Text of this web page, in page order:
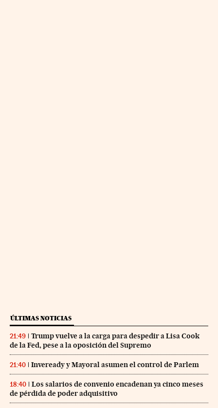
ÚLTIMAS NOTICIAS
21:49
Trump vuelve a la carga para despedir a Lisa Cook
de la Fed, pese a la oposición del Supremo
21:40 Inveready y Mayoral asumen el control de Parlem
18:40
Los salarios de convenio encadenan ya cinco meses
de pérdida de poder adquisitivo